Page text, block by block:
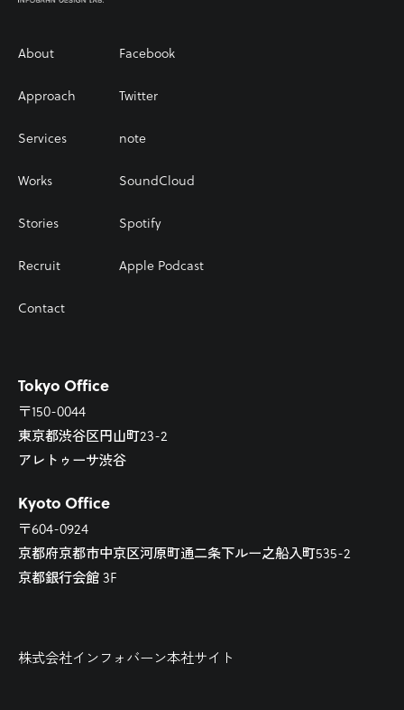
About
Approach
Services
Works
Stories
Recruit
Contact
Facebook
Twitter
note
SoundCloud
Spotify
Apple Podcast
Tokyo Office
〒150-0044
東京都渋谷区円山町23-2
アレトゥーサ渋谷
Kyoto Office
〒604-0924
京都府京都市中京区河原町通二条下ルー之船入町535-2
京都銀行会館 3F
株式会社インフォバーン本社サイト